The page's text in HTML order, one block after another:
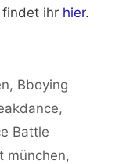
ihr hier.
, Bboying
,
Battle
münchen,